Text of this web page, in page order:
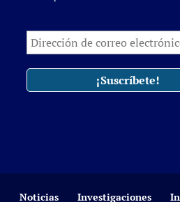
Noticias Investigaciones